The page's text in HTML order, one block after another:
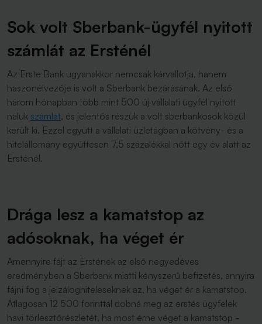
Sok volt Sberbank-ügyfél nyitott
számlát az Ersténél
Az Erste Bank ugyanakkor nemcsak kárvallotja, hanem
haszonélvezője is volt a Sberbank bezárásának. Az első
három hónapban több mint 500 új vállalati ügyfél nyitott
náluk számlát, és jelentős részük a volt sberbankosok közül
került ki. Ezzel együtt a vállalati üzletágban a kötvény- és a
hitelállomány együttesen 7,5 százalékkal nőtt egy év alatt az
Ersténél.
Drága lesz a kamatstop az
adósoknak, ha véget ér
Amennyire fájt az Erstének az első negyedéves
eredményben a Sberbank miatti kényszerű befizetés, annyira
fájni fog a jelzáloghiteleseknek az, ha véget ér a kamatstop.
Átlagosan 12 500 forinttal dobná meg az erstés ügyfelek
havi törlesztőrészletét, ha most érne véget a kamatstop -